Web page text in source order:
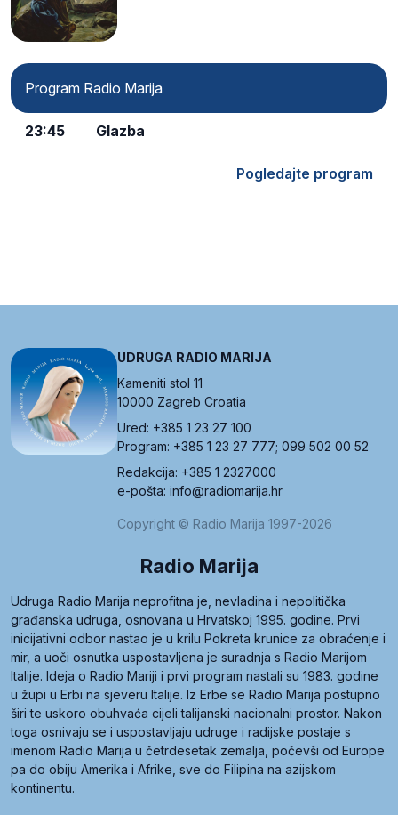
Program Radio Marija
23:45 Glazba
Pogledajte program
UDRUGA RADIO MARIJA
Kameniti stol 11
10000 Zagreb Croatia
Ured: +385 1 23 27 100
Program: +385 1 23 27 777; 099 502 00 52
Redakcija: +385 1 2327000
e-pošta: info@radiomarija.hr
Copyright © Radio Marija 1997-2026
Radio Marija
Udruga Radio Marija neprofitna je, nevladina i nepolitička
građanska udruga, osnovana u Hrvatskoj 1995. godine. Prvi
inicijativni odbor nastao je u krilu Pokreta krunice za obraćenje i
mir, a uoči osnutka uspostavljena je suradnja s Radio Marijom
Italije. Ideja o Radio Mariji i prvi program nastali su 1983. godine
u župi u Erbi na sjeveru Italije. Iz Erbe se Radio Marija postupno
širi te uskoro obuhvaća cijeli talijanski nacionalni prostor. Nakon
toga osnivaju se i uspostavljaju udruge i radijske postaje s
imenom Radio Marija u četrdesetak zemalja, počevši od Europe
pa do obiju Amerika i Afrike, sve do Filipina na azijskom
kontinentu.